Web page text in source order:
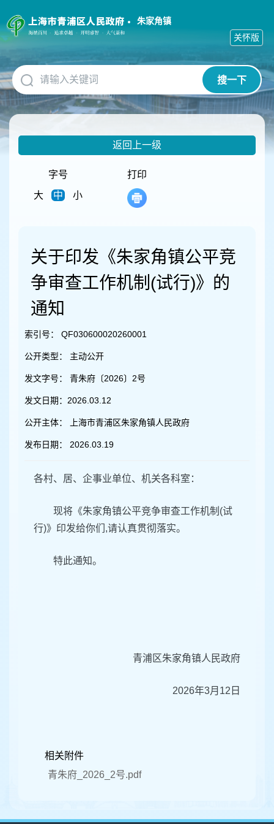
障
碍
作
说
明
跳
到
网
朱家角镇
搜一下
关怀版
返回上一级
字号
大
中 小
打印
关于印发《朱家角镇公平竞
争审查工作机制(试行)》的
通知
索引号： QF030600020260001
公开类型： 主动公开
发文字号： 青朱府〔2026〕2号
发文日期： 2026.03.12
公开主体： 上海市青浦区朱家角镇人民政府
发布日期： 2026.03.19
各村、居、企事业单位、机关各科室：
现将《朱家角镇公平竞争审查工作机制(试
行)》印发给你们,请认真贯彻落实。
特此通知。
青浦区朱家角镇人民政府
2026年3月12日
相关附件
青朱府_2026_2号.pdf